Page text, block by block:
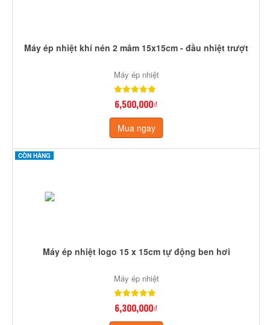
Máy ép nhiệt khí nén 2 mâm 15x15cm - đầu nhiệt trượt
Máy ép nhiệt
6,500,000₫
Mua ngay
CÒN HÀNG
Máy ép nhiệt logo 15 x 15cm tự động ben hơi
Máy ép nhiệt
6,300,000₫